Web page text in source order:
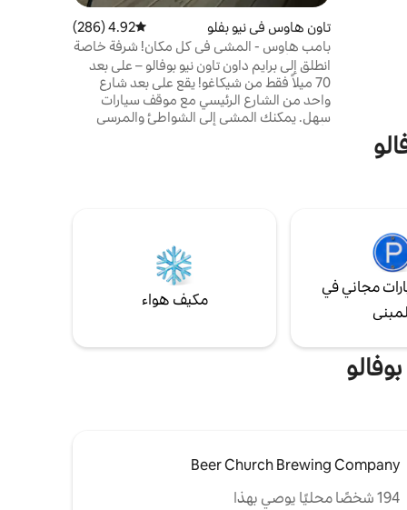
تاون هاوس في نيو بفلو متوسط التقييم 4.92 من 5، 286 مراجعات
4.92 (286)
بامب هاوس - المشي في كل مكان! شرفة خاصة
بها مدفأة!
انطلق إلى برايم داون تاون نيو بوفالو – على بعد
70 ميلاً فقط من شيكاغو! يقع على بعد شارع
واحد من الشارع الرئيسي مع موقف سيارات
سهل. يمكنك المشي إلى الشواطئ والمرسى
ويندز. انطلق إلى ملعب ويتاكر وودز للجولف، على
مجاني في
مكيف هواء
Beer Church Brewing Company
194 شخصًا محليًا يوصي بهذا